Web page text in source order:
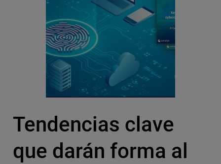
Tendencias clave
que darán forma al